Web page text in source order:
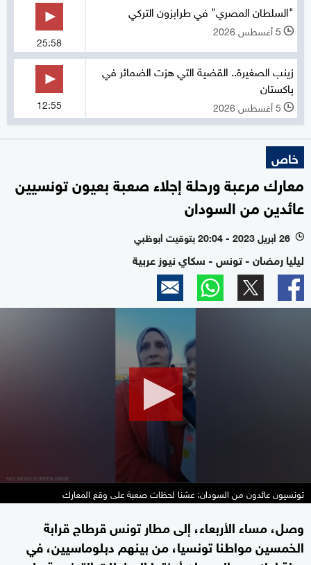
"السلطان المصري" في طرابزون التركي
l 5 أغسطس 2026
25:58
زينب الصغيرة.. القضية التي هزت الضمائر في
باكستان
l 5 أغسطس 2026 12:55
خاص
معارك مرعبة ورحلة إجلاء صعبة بعيون تونسيين
عائدين من السودان
l 26 أبريل 2023 - 20:04 بتوقيت أبوظبي
ليليا رمضان - تونس - سكاي نيوز عربية
تونسيون عائدون من السودان: عشنا لحظات صعبة على وقع المعارك
وصل، مساء الأربعاء، إلى مطار تونس قرطاج قرابة
الخمسين مواطنا تونسيا، من بينهم دبلوماسيين، في